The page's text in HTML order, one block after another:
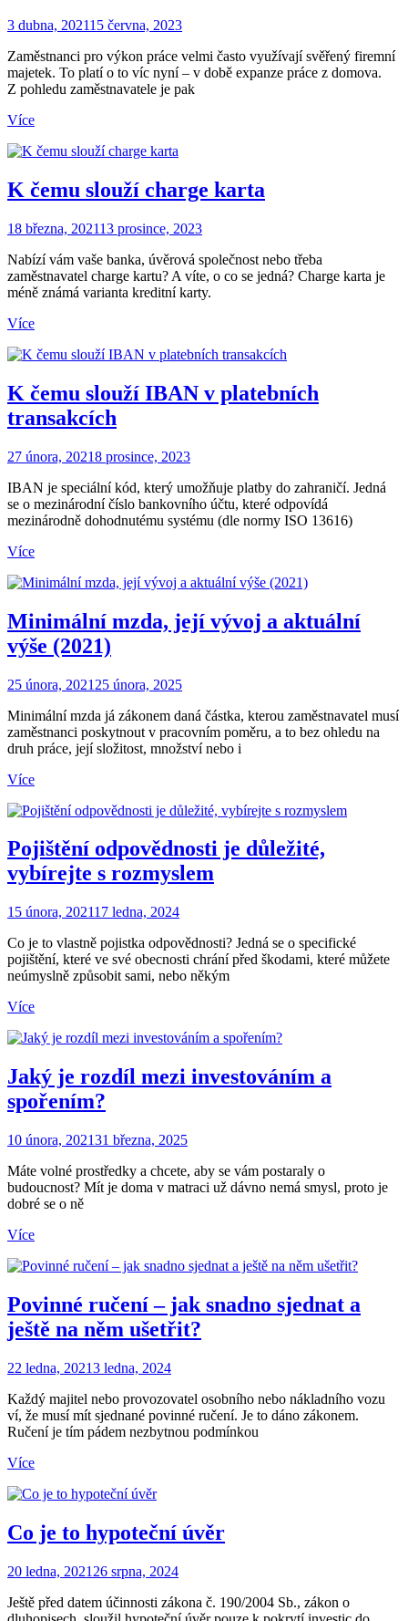
3 dubna, 202115 června, 2023
Zaměstnanci pro výkon práce velmi často využívají svěřený firemní
majetek. To platí o to víc nyní – v době expanze práce z domova.
Z pohledu zaměstnavatele je pak
Více
K čemu slouží charge karta
18 března, 202113 prosince, 2023
Nabízí vám vaše banka, úvěrová společnost nebo třeba
zaměstnavatel charge kartu? A víte, o co se jedná? Charge karta je
méně známá varianta kreditní karty.
Více
K čemu slouží IBAN v platebních
transakcích
27 února, 20218 prosince, 2023
IBAN je speciální kód, který umožňuje platby do zahraničí. Jedná
se o mezinárodní číslo bankovního účtu, které odpovídá
mezinárodně dohodnutému systému (dle normy ISO 13616)
Více
Minimální mzda, její vývoj a aktuální
výše (2021)
25 února, 2021 25 února, 2025
Minimální mzda já zákonem daná částka, kterou zaměstnavatel musí
zaměstnanci poskytnout v pracovním poměru, a to bez ohledu na
druh práce, její složitost, množství nebo i
Více
Pojištění odpovědnosti je důležité,
vybírejte s rozmyslem
15 února, 202117 ledna, 2024
Co je to vlastně pojistka odpovědnosti? Jedná se o specifické
pojištění, které ve své obecnosti chrání před škodami, které můžete
neúmyslně způsobit sami, nebo někým
Více
Jaký je rozdíl mezi investováním a
spořením?
10 února, 202131 března, 2025
Máte volné prostředky a chcete, aby se vám postaraly o
budoucnost? Mít je doma v matraci už dávno nemá smysl, proto je
dobré se o ně
Více
Povinné ručení – jak snadno sjednat a
ještě na něm ušetřit?
22 ledna, 20213 ledna, 2024
Každý majitel nebo provozovatel osobního nebo nákladního vozu
ví, že musí mít sjednané povinné ručení. Je to dáno zákonem.
Ručení je tím pádem nezbytnou podmínkou
Více
Co je to hypoteční úvěr
20 ledna, 2021 26 srpna, 2024
Ještě před datem účinnosti zákona č. 190/2004 Sb., zákon o